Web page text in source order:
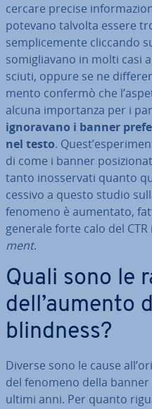
cercare precise
potevano talvolta essere
sem­pli­ce­men­te cliccando
so­mi­glia­va­no in molti casi
sciu­ti, oppure se ne
men­to confermò che
alcuna im­por­tan­za per i
igno­ra­va­no i banner
nel testo.
di come i banner
tanto inos­ser­va­ti quanto
ces­si­vo a questo studio
fenomeno è aumentato,
generale forte calo del
ment.
Quali sono le
dell’aumento
blindness?
Diverse sono le cause
del fenomeno della
ultimi anni. Per quanto